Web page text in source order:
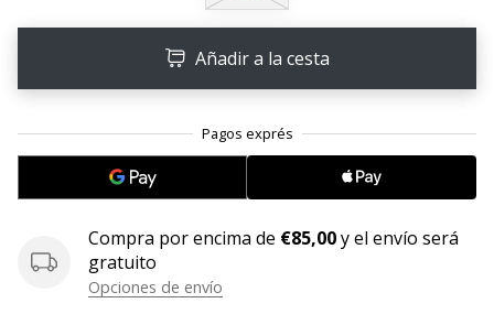
Weplayvolleyball!
¿Te
un
¡Te
en
nuestro
Añadir a la cesta
Compra por encima de €85,00y el envío será
gratuito
Opciones de envío